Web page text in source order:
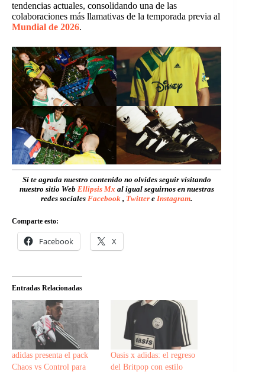
tendencias actuales, consolidando una de las
colaboraciones más llamativas de la temporada previa al
Mundial de 2026.
Si te agrada nuestro contenido no olvides seguir visitando
nuestro sitio Web Ellipsis Mx al igual seguirnos en nuestras
redes socialesFacebook , Twitter eInstagram.
Comparte esto:
Facebook X
Entradas Relacionadas
adidas presenta el pack
Chaos vs Control para
Oasis x adidas: el regreso
del Britpop con estilo